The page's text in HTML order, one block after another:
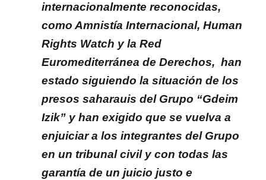
internacionalmente reconocidas,
como Amnistía Internacional, Human
Rights Watch y la Red
Euromediterránea de Derechos, han
estado siguiendo la situación de los
presos saharauis del Grupo “Gdeim
Izik” y han exigido que se vuelva a
enjuiciar a los integrantes del Grupo
en un tribunal civil y con todas las
garantía de un juicio justo e